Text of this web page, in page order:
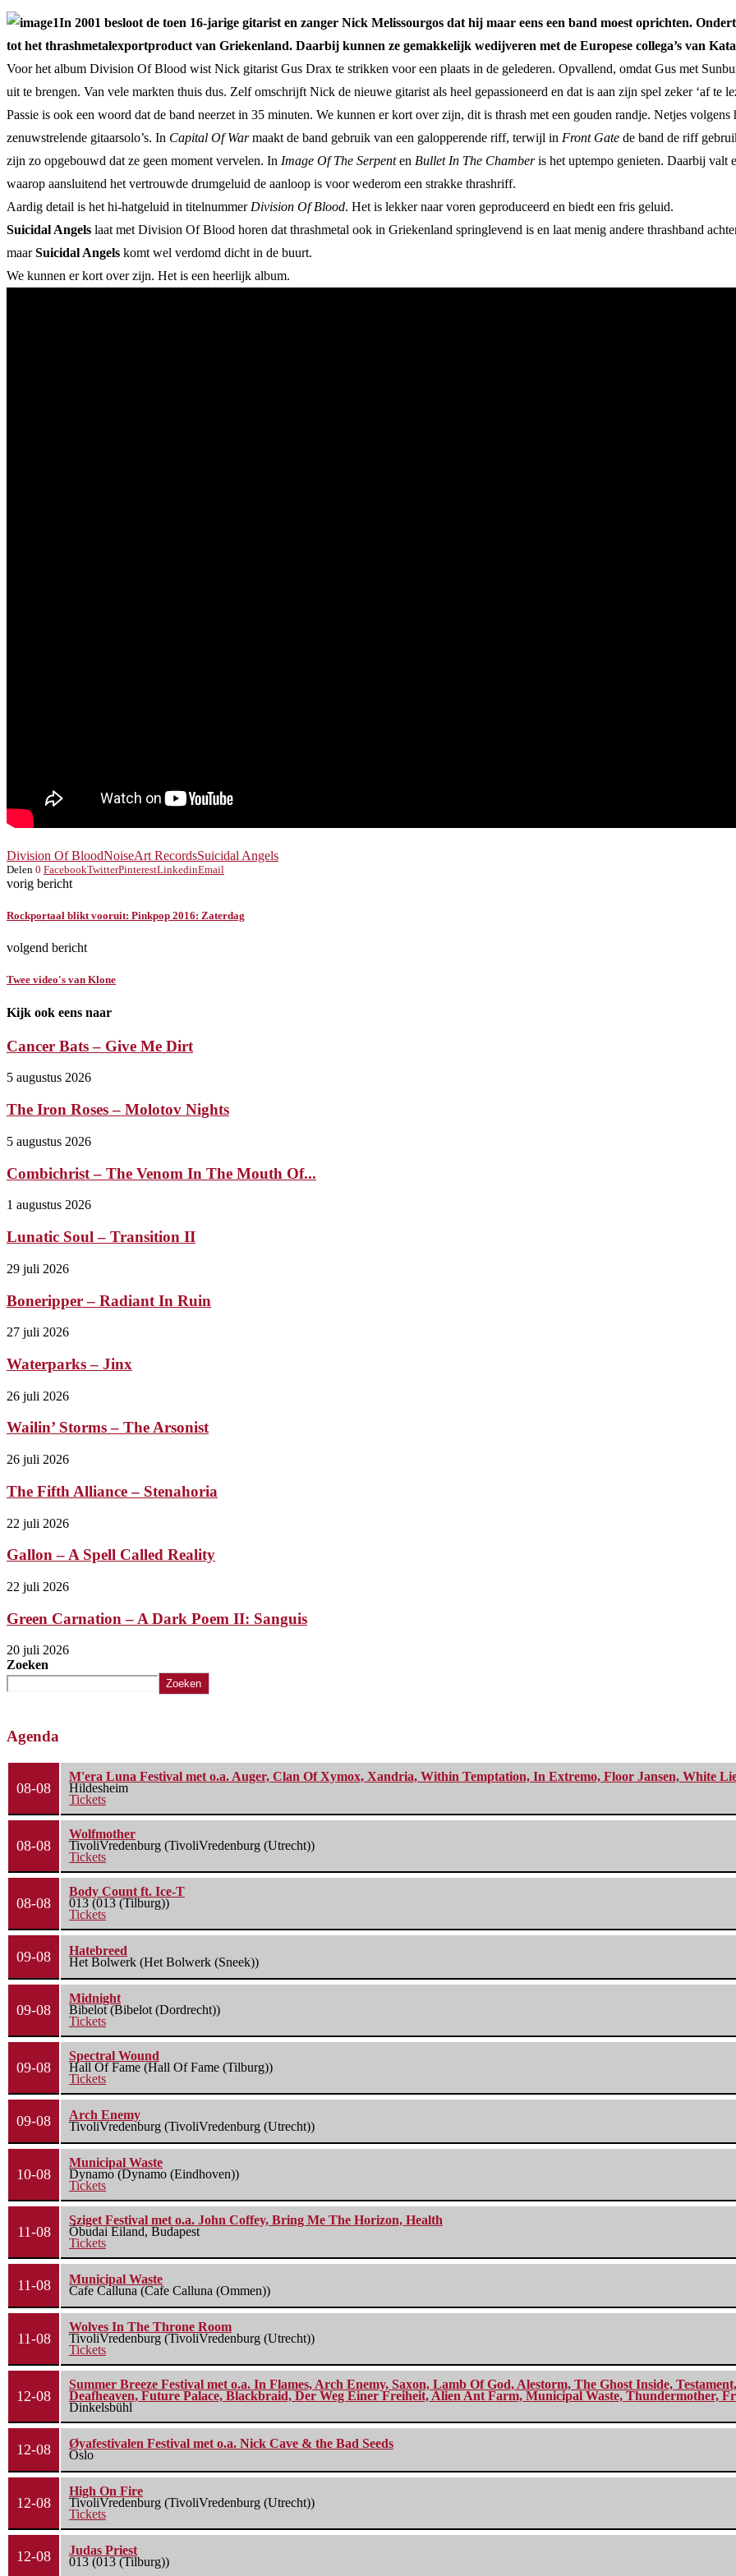
In 2001 besloot de toen 16-jarige gitarist en zanger Nick Melissourgos dat hij maar eens een band moest oprichten.
tot het thrashmetalexportproduct van Griekenland. Daarbij kunnen ze gemakkelijk wedijveren met de Europese collega’s van
Voor het album Division Of Blood wist Nick gitarist Gus Drax te strikken voor een plaats in de gelederen. Opvallend, omdat Gus met
uit te brengen. Van vele markten thuis dus. Zelf omschrijft Nick de nieuwe gitarist als heel gepassioneerd en dat is aan zijn spel zeker ‘af te
Passie is ook een woord dat de band neerzet in 35 minuten. We kunnen er kort over zijn, dit is thrash met een gouden randje. Netjes
zenuwstrelende gitaarsolo’s. In Capital Of Warmaakt de band gebruik van een galopperende riff, terwijl in Front Gate de band de riff
zijn zo opgebouwd dat ze geen moment vervelen. In Image Of The Serpenten Bullet In The Chamberis het uptempo genieten. Daarbij valt
waarop aansluitend het vertrouwde drumgeluid de aanloop is voor wederom een strakke thrashriff.
Aardig detail is het hi-hatgeluid in titelnummer Division Of Blood. Het is lekker naar voren geproduceerd en biedt een fris geluid.
Suicidal Angels laat met Division Of Blood horen dat thrashmetal ook in Griekenland springlevend is en laat menig andere thrashband
maarSuicidal Angels komt wel verdomd dicht in de buurt.
We kunnen er kort over zijn. Het is een heerlijk album.
Division Of BloodNoiseArt RecordsSuicidal Angels
Delen 0 FacebookTwitterPinterestLinkedinEmail
vorig bericht
Rockportaal blikt vooruit: Pinkpop 2016: Zaterdag
volgend bericht
Twee video's van Klone
Kijk ook eens naar
Cancer Bats – Give Me Dirt
5 augustus 2026
The Iron Roses – Molotov Nights
5 augustus 2026
Combichrist – The Venom In The Mouth Of...
1 augustus 2026
Lunatic Soul – Transition II
29 juli 2026
Boneripper – Radiant In Ruin
27 juli 2026
Waterparks – Jinx
26 juli 2026
Wailin’ Storms – The Arsonist
26 juli 2026
The Fifth Alliance – Stenahoria
22 juli 2026
Gallon – A Spell Called Reality
22 juli 2026
Green Carnation – A Dark Poem II: Sanguis
20 juli 2026
Zoeken
Zoeken
Agenda
08-08
M'era Luna Festival met o.a. Auger, Clan Of Xymox, Xandria, Within Temptation, In Extremo, Floor Jansen, White
Hildesheim
Tickets
08-08
Wolfmother
TivoliVredenburg (TivoliVredenburg (Utrecht))
Tickets
08-08
Body Count ft. Ice-T
013 (013 (Tilburg))
Tickets
09-08
Hatebreed
Het Bolwerk (Het Bolwerk (Sneek))
09-08
Midnight
Bibelot (Bibelot (Dordrecht))
Tickets
09-08
Spectral Wound
Hall Of Fame (Hall Of Fame (Tilburg))
Tickets
09-08
Arch Enemy
TivoliVredenburg (TivoliVredenburg (Utrecht))
10-08
Municipal Waste
Dynamo (Dynamo (Eindhoven))
Tickets
11-08
Sziget Festival met o.a. John Coffey, Bring Me The Horizon, Health
Óbudai Eiland, Budapest
Tickets
11-08
Municipal Waste
Cafe Calluna (Cafe Calluna (Ommen))
11-08
Wolves In The Throne Room
TivoliVredenburg (TivoliVredenburg (Utrecht))
Tickets
12-08
Summer Breeze Festival met o.a. In Flames, Arch Enemy, Saxon, Lamb Of God, Alestorm, The Ghost Inside,
Deafheaven, Future Palace, Blackbraid, Der Weg Einer Freiheit, Alien Ant Farm, Municipal Waste, Thundermother,
Dinkelsbühl
12-08
Øyafestivalen Festival met o.a. Nick Cave & the Bad Seeds
Oslo
12-08
High On Fire
TivoliVredenburg (TivoliVredenburg (Utrecht))
Tickets
12-08
Judas Priest
013 (013 (Tilburg))